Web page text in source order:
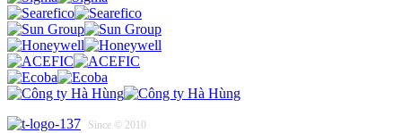
Since © 2010